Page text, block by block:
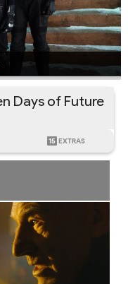
Days of Future
15 EXTRAS